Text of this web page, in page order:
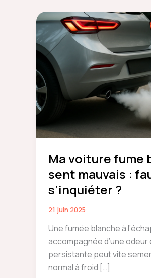
Ma voiture fume
sent mauvais :
s’inquiéter ?
21 juin 2025
Une fumée blanche à
accompagnée d’une
persistante peut vite
normal à froid […]